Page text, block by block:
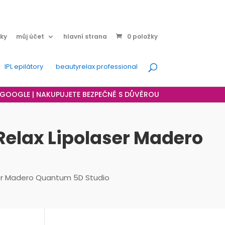
můj účet hlavní strana 0 položky
IPL epilátory beautyrelax professional
| NAKUPUJETE BEZPEČNĚ S DŮVĚROU
Lipolaser Madero
Quantum 5D Studio